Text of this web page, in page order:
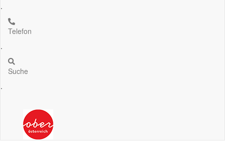
.
Telefon
.
Suche
.